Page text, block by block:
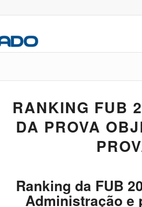
RANKING FUB
DA PROVA
Ranking da FUB
Administração e